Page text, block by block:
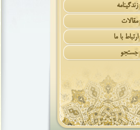
زندگینامه
مقالات
ارتباط با ما
جستجو